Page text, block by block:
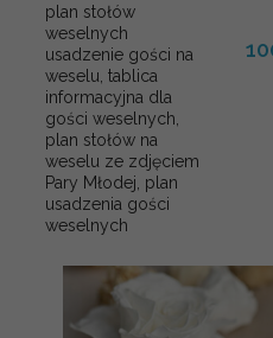
plan stołów
weselnych
usadzenie gości na
weselu, tablica
informacyjna dla
gości weselnych,
plan stołów na
weselu ze zdjęciem
Pary Młodej, plan
usadzenia gości
weselnych